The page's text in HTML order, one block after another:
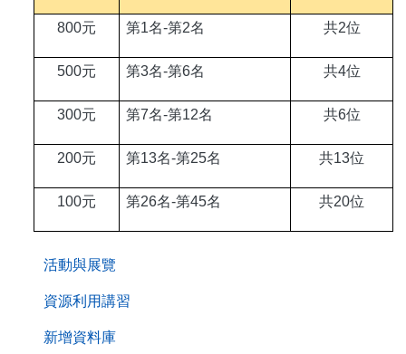
活動與展覽
資源利用講習
新增資料庫
800元 第1名-第2名 共2位
500元 第3名-第6名 共4位
300元 第7名-第12名 共6位
200元 第13名-第25名 共13位
100元 第26名-第45名 共20位